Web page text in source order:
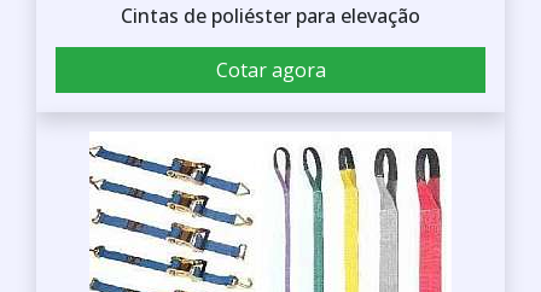
Cintas de poliéster para elevação
Cotar agora